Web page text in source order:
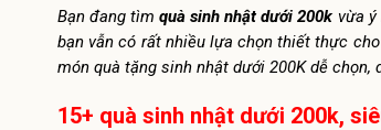
Bạn đang tìmquà sinh nhật dưới 200k vừa
bạn vẫn có rất nhiều lựa chọn thiết thực
món quà tặng sinh nhật dưới 200Kdễ chọn,
15+ quà sinh nhật dưới 200k,